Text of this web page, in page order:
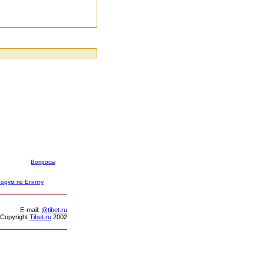
Вопросы
по Египту
Е-mail: @tibet.ru
Copyright Tibet.ru2002